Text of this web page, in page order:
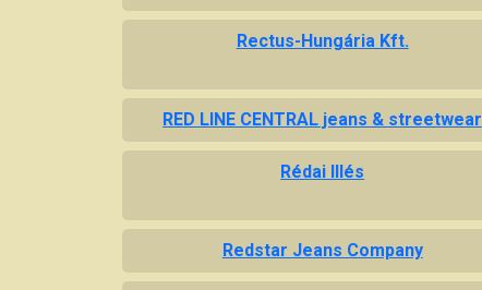
Rectus-Hungária Kft.
RED LINE CENTRAL jeans & streetwear
Rédai Illés
Redstar Jeans Company